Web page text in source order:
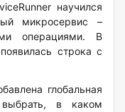
научился
микросервис –
операциями. В
появилась строка с
глобальная
в каком